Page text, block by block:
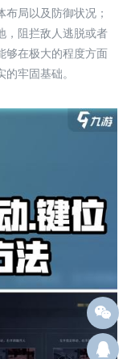
布局以及防御状况；
，阻拦敌人逃脱或者
够在极大的程度方面
牢固基础。